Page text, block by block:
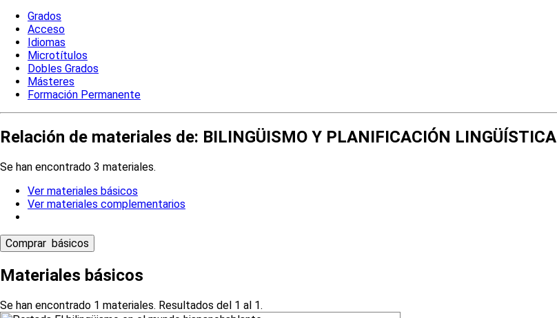
Grados
Acceso
Idiomas
Microtítulos
Dobles Grados
Másteres
Formación Permanente
Relación de materiales de: BILINGÜISMO Y PLANIFICACIÓN LINGÜÍSTICA
Se han encontrado 3 materiales.
Ver materiales básicos
Ver materiales complementarios
Materiales básicos
Se han encontrado 1 materiales. Resultados del 1 al 1.